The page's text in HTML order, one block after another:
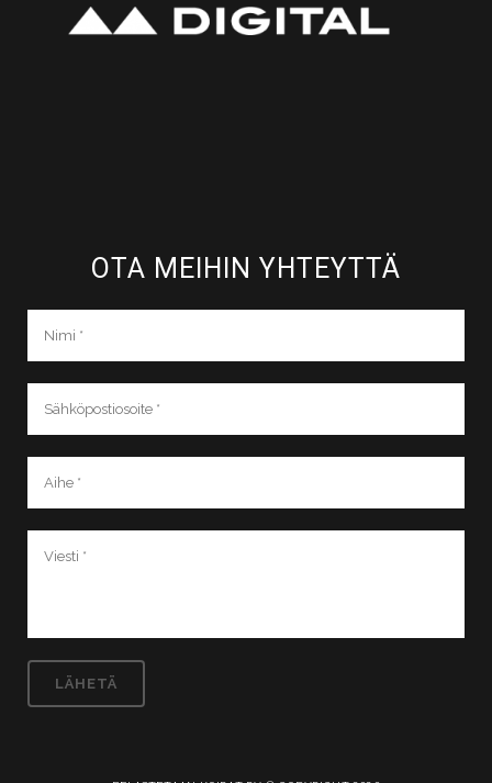
OTA MEIHIN YHTEYTTÄ​